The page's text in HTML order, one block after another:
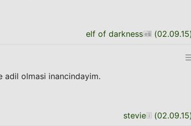
elf of darkness (02.09.15
adil olmasi inancindayim.
stevie (02.09.15